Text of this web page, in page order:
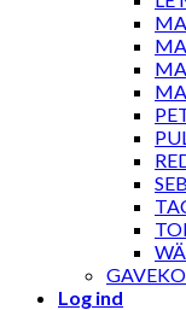
Log ind